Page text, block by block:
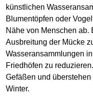
künstlichen
Blumentöpfen oder
Nähe von Menschen
Ausbreitung der Mücke
Wasseransammlungen
Friedhöfen zu
Gefäßen und
Winter.